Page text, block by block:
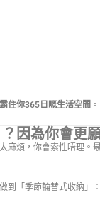
住你365日嘅生活空間 。
因為你會更
麻煩，你會索性唔理。
到「季節輪替式收納」